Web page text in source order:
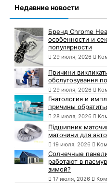
Недавние новости
Бренд Chrome
особенности и
популярности
29 июля, 2026
Причини
обслуговування
29 июля, 2026
Гнатология и
причины
28 июля, 2026
Підшипник
маточини для
19 июля, 2026
Солнечные
работают в
зимой?
17 июля, 2026